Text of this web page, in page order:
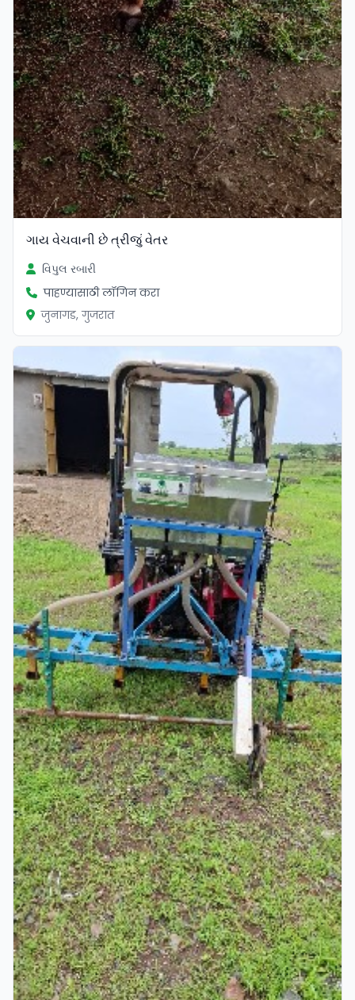
ગાય વેચવાની છે ત્રીજું વેતર
વિપુલ રબારી
पाहण्यासाठी लॉगिन करा
जुनागड, गुजरात